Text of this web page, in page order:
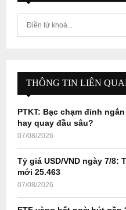
f
r
THÔNG TIN LIÊN
PTKT: Bạc chạm đỉnh
hay quay đầu sâu?
07/08/2026
Tỷ giá USD/VND ngày 7/8:
mới 25.463
07/08/2026